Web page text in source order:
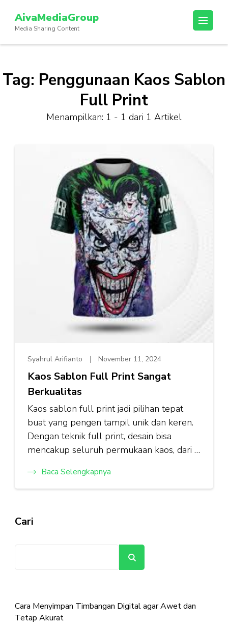
konten
(Tekan
AivaMediaGroup
Media Sharing Content
Tag: Penggunaan Kaos Sablon
Full Print
Menampilkan: 1 - 1 dari 1 Artikel
Syahrul Arifianto November 11, 2024
Kaos Sablon Full Print Sangat
Berkualitas
Kaos sablon full print jadi pilihan tepat
buat yang pengen tampil unik dan keren.
Dengan teknik full print, desain bisa
mencakup seluruh permukaan kaos, dari …
Baca Selengkapnya
Cari
Cara Menyimpan Timbangan Digital agar Awet dan
Tetap Akurat